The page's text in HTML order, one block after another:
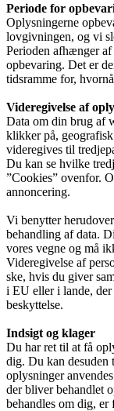
Periode for
Oplysningerne
lovgivningen, og vi
Perioden afhænger
opbevaring. Det er
tidsramme for,
Videregivelse af
Data om din brug af
klikker på,
videregives til
Du kan se hvilke
”Cookies” ovenfor.
annoncering.
Vi benytter
behandling af data.
vores vegne og må
Videregivelse af
ske, hvis du giver
i EU eller i lande,
beskyttelse.
Indsigt og klager
Du har ret til at få
dig. Du kan desuden
oplysninger
der bliver behandlet
behandles om dig,